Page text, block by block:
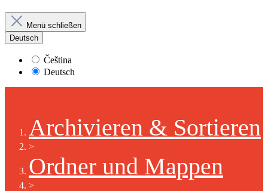
Menü schließen
Deutsch
Čeština
Deutsch
Archivieren & Sortieren
>
Ordner und Mappen
>